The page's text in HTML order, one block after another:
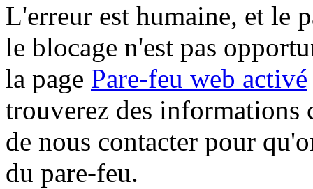
L'erreur est humaine, et le
le blocage n'est pas
la page Pare-feu web activé
trouverez des informations
de nous contacter pour
du pare-feu.